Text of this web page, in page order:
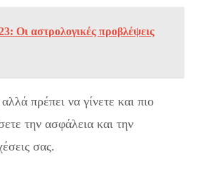
Οι αστρολογικές προβλέψεις
πρέπει να γίνετε και πιο
την ασφάλεια και την
σας.